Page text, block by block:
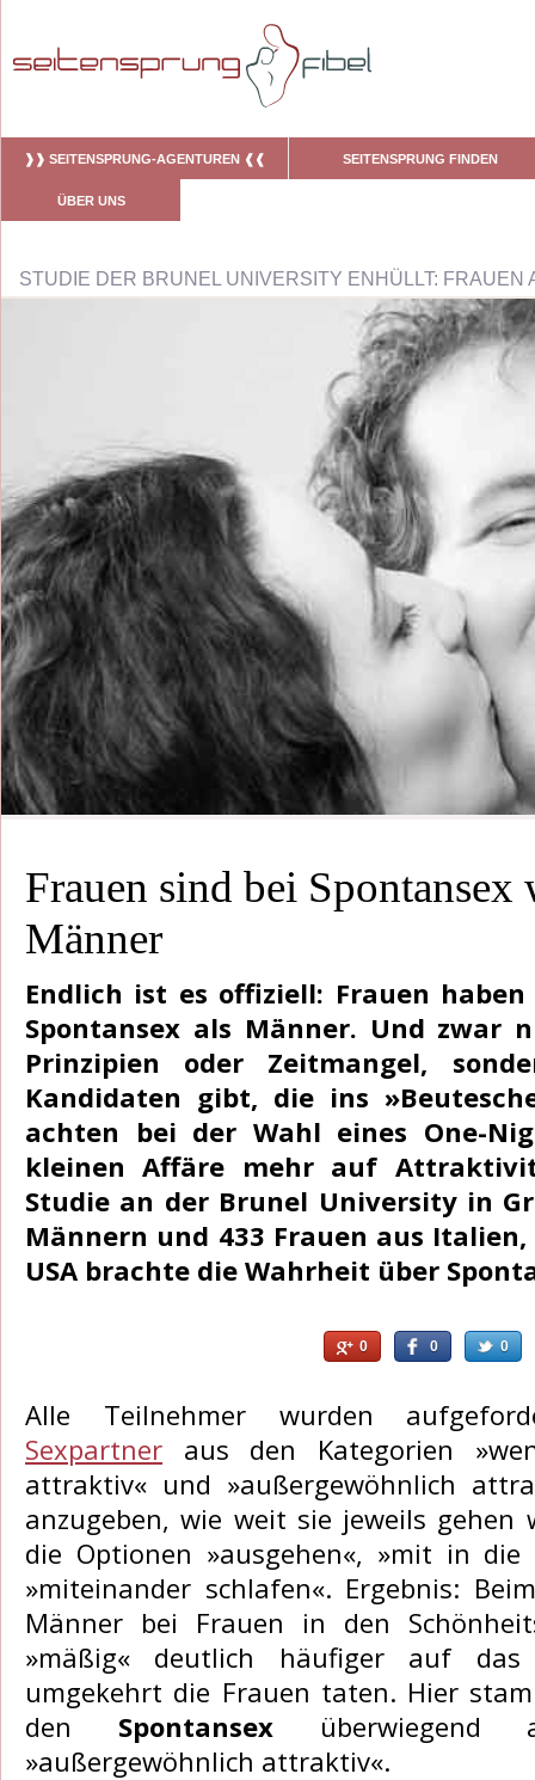
❱❱ SEITENSPRUNG-AGENTUREN ❰❰ SEITENSPRUNG FINDEN
ÜBER UNS
STUDIE DER BRUNEL UNIVERSITY ENHÜLLT: FRAUEN
Frauen sind bei Spontansex
Männer
Endlich ist es offiziell: Frauen
Spontansex als Männer. Und zwar
Prinzipien oder Zeitmangel,
Kandidaten gibt, die ins
achten bei der Wahl eines One-
kleinen Affäre mehr auf
Studie an der Brunel University in
Männern und 433 Frauen aus
USA brachte die Wahrheit über
0 0 0
Alle Teilnehmer wurden
Sexpartner aus den Kategorien
attraktiv« und »außergewöhnlich
anzugeben, wie weit sie jeweils gehen
die Optionen »ausgehen«, »mit in
»miteinander schlafen«. Ergebnis:
Männer bei Frauen in den
»mäßig« deutlich häufiger auf
umgekehrt die Frauen taten. Hier
den Spontansexüberwiegend
»außergewöhnlich attraktiv«.